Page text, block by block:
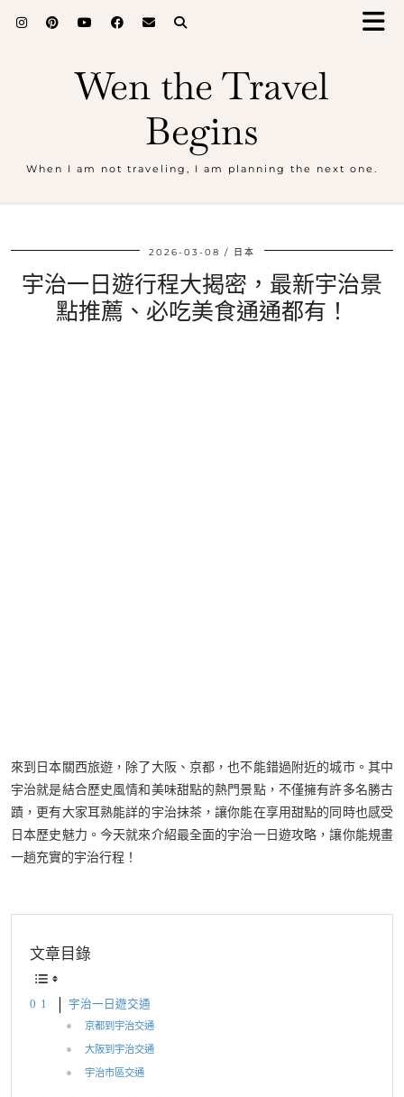
Wen the Travel
Begins
When I am not traveling, I am planning the next one.
2026-03-08 日本
宇治一日遊行程大揭密，最新宇治景
點推薦、必吃美食通通都有！
來到日本關西旅遊，除了大阪、京都，也不能錯過附近的城市。其中
宇治就是結合歷史風情和美味甜點的熱門景點，不僅擁有許多名勝古
蹟，更有大家耳熟能詳的宇治抹茶，讓你能在享用甜點的同時也感受
日本歷史魅力。今天就來介紹最全面的宇治一日遊攻略，讓你能規畫
一趟充實的宇治行程！
文章目錄
宇治一日遊交通
京都到宇治交通
大阪到宇治交通
宇治市區交通